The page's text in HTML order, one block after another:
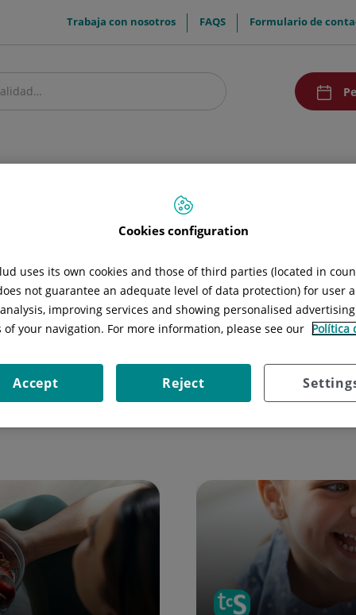
menuTop
Trabaja con nosotros FAQS Formulario de
personal
Marca personal
Cookies configuration
uses its own cookies and those of third parties (located in
not guarantee an adequate level of data protection) for user
improving services and showing personalised
of your navigation. For more information, please see our Política
Reject
Accept